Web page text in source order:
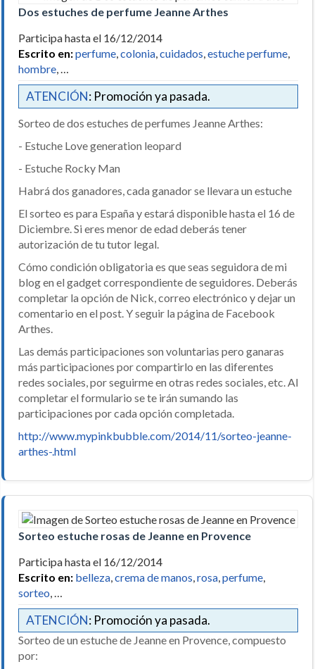
Dos estuches de perfume Jeanne Arthes
Participa hasta el 16/12/2014
Escrito en:perfume colonia cuidados estuche perfume
hombre
ATENCIÓN: Promoción ya pasada.
Sorteo de dos estuches de perfumes Jeanne Arthes:
- Estuche Love generation leopard
- Estuche Rocky Man
Habrá dos ganadores, cada ganador se llevara un estuche
El sorteo es para España y estará disponible hasta el 16 de
Diciembre. Si eres menor de edad deberás tener
autorización de tu tutor legal.
Cómo condición obligatoria es que seas seguidora de mi
blog en el gadget correspondiente de seguidores. Deberás
completar la opción de Nick, correo electrónico y dejar un
comentario en el post. Y seguir la página de Facebook
Arthes.
Las demás participaciones son voluntarias pero ganaras
más participaciones por compartirlo en las diferentes
redes sociales, por seguirme en otras redes sociales, etc. Al
completar el formulario se te irán sumando las
participaciones por cada opción completada.
http://www.mypinkbubble.com/2014/11/sorteo-jeanne-
arthes-.html
Sorteo estuche rosas de Jeanne en Provence
Participa hasta el 16/12/2014
Escrito en: belleza crema de manos rosa perfume
sorteo
ATENCIÓN: Promoción ya pasada.
Sorteo de un estuche de Jeanne en Provence, compuesto
por: